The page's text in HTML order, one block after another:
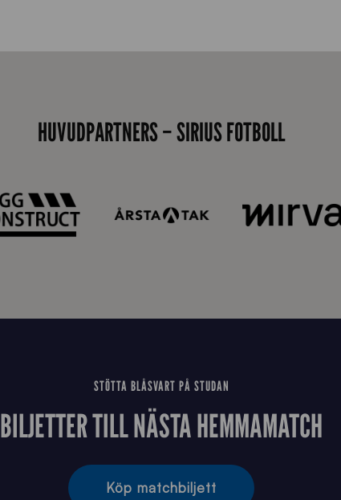
HUVUDPARTNERS – SIRIUS FOTBOLL
STÖTTA BLÅSVART PÅ STUDAN
BILJETTER TILL NÄSTA HEMMAMATCH
Köp matchbiljett